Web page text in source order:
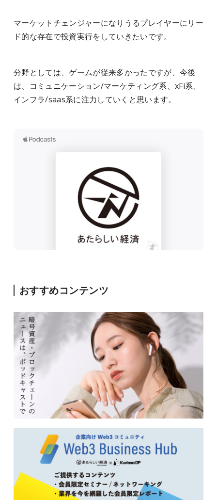
マーケットチェンジャーになりうるプレイヤーにリー
ド的な存在で投資実行をしていきたいです。
分野としては、ゲームが従来多かったですが、今後
は、コミュニケーション/マーケティング系、xFi系、
インフラ/saas系に注力していくと思います。
おすすめコンテンツ